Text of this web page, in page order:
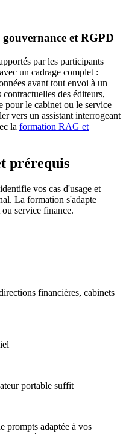
gouvernance et RGPD
par les participants
un cadrage complet :
avant tout envoi à un
des éditeurs,
pour le cabinet ou le service
vers un assistant interrogeant
la formation RAG et
prérequis
vos cas d'usage et
La formation s'adapte
service finance.
financières, cabinets
portable suffit
prompts adaptée à vos